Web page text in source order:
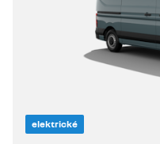
elektrické